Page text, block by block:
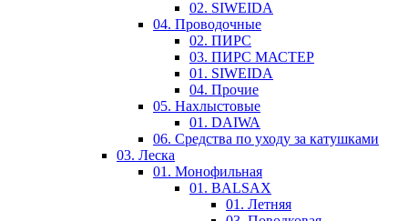
02. SIWEIDA
04. Проводочные
02. ПИРС
03. ПИРС МАСТЕР
01. SIWEIDA
04. Прочие
05. Нахлыстовые
01. DAIWA
06. Средства по уходу за катушками
03. Леска
01. Монофильная
01. BALSAX
01. Летняя